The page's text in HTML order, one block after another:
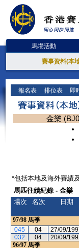
馬場活動
賽事資料(本
報名表 排位表 即
金樂
*包括本地及海外賽績
馬匹往績紀錄 - 金樂
場次
名次 日期
97/98 馬季
045
04 27/09/
032
04 20/09/
96/97 馬季